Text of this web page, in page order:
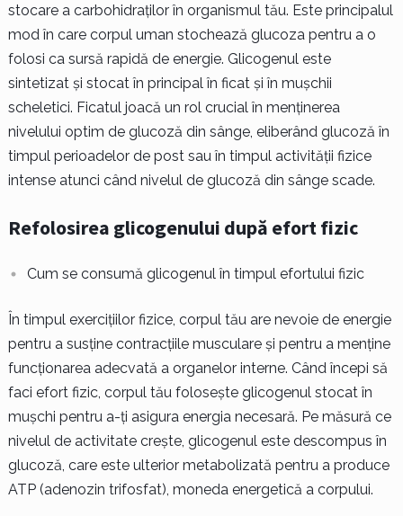
stocare a carbohidraților în organismul tău. Este principalul
mod în care corpul uman stochează glucoza pentru a o
folosi ca sursă rapidă de energie. Glicogenul este
sintetizat și stocat în principal în ficat și în mușchii
scheletici. Ficatul joacă un rol crucial în menținerea
nivelului optim de glucoză din sânge, eliberând glucoză în
timpul perioadelor de post sau în timpul activității fizice
intense atunci când nivelul de glucoză din sânge scade.
Refolosirea glicogenului după efort fizic
Cum se consumă glicogenul în timpul efortului fizic
În timpul exercițiilor fizice, corpul tău are nevoie de energie
pentru a susține contracțiile musculare și pentru a menține
funcționarea adecvată a organelor interne. Când începi să
faci efort fizic, corpul tău folosește glicogenul stocat în
mușchi pentru a-ți asigura energia necesară. Pe măsură ce
nivelul de activitate crește, glicogenul este descompus în
glucoză, care este ulterior metabolizată pentru a produce
ATP (adenozin trifosfat), moneda energetică a corpului.